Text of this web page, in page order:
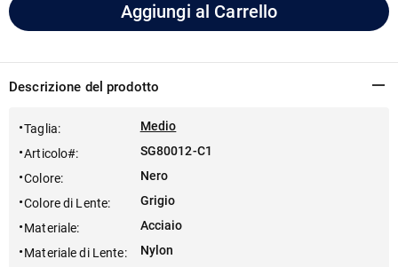
Aggiungi al Carrello
Descrizione del prodotto
Taglia:
Medio
Articolo#:
SG80012-C1
Colore:
Nero
Colore di Lente:
Grigio
Materiale:
Acciaio
Materiale di Lente:
Nylon